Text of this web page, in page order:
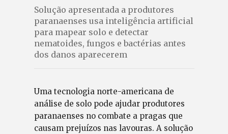
Solução apresentada a produtores
paranaenses usa inteligência artificial
para mapear solo e detectar
nematoides, fungos e bactérias antes
dos danos aparecerem
Uma tecnologia norte-americana de
análise de solo pode ajudar produtores
paranaenses no combate a pragas que
causam prejuízos nas lavouras. A solução